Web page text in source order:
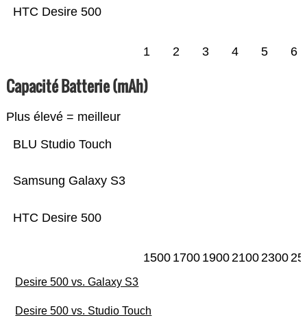
HTC Desire 500
1 2 3 4 5 6
Capacité Batterie (mAh)
Plus élevé = meilleur
HTC Desire 500
Samsung Galaxy S3
BLU Studio Touch
1500 1700 190021002300
Desire 500 vs. Galaxy S3
Desire 500 vs. Studio Touch